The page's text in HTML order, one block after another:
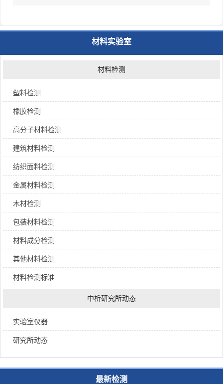
材料实验室
材料检测
塑料检测
橡胶检测
高分子材料检测
建筑材料检测
纺织面料检测
金属材料检测
木材检测
包装材料检测
材料成分检测
其他材料检测
材料检测标准
中析研究所动态
实验室仪器
研究所动态
最新检测